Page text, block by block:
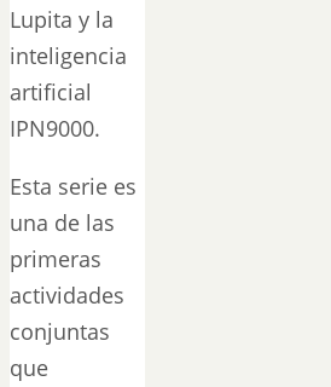
Lupita y la
inteligencia
artificial
IPN9000.
Esta serie es
una de las
primeras
actividades
conjuntas
que